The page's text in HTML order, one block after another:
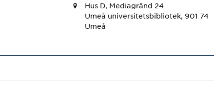
Hus D, Mediagränd 24
Umeå universitetsbibliotek, 901 74
Umeå